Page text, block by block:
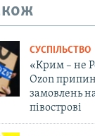
СУСПІЛЬСТВО
«Крим – не
Ozon
замовлень
півострові